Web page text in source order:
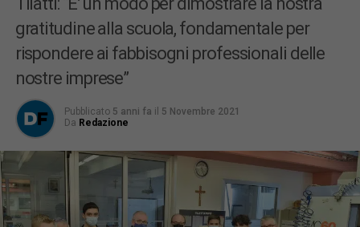
gratitudine alla scuola, fondamentale per
rispondere ai fabbisogni professionali delle
nostre imprese”
Pubblicato 5 anni fa il 5 Novembre 2021
Da Redazione